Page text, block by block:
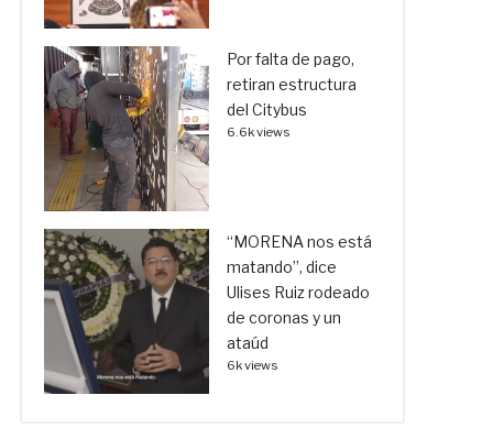
Por falta de pago,
retiran estructura
del Citybus
6.6k views
“MORENA nos está
matando”, dice
Ulises Ruiz rodeado
de coronas y un
ataúd
6k views